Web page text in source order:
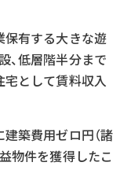
保有する大きな遊
、低層階半分まで
宅として賃料収入
築費用ゼロ円（諸
物件を獲得したこ